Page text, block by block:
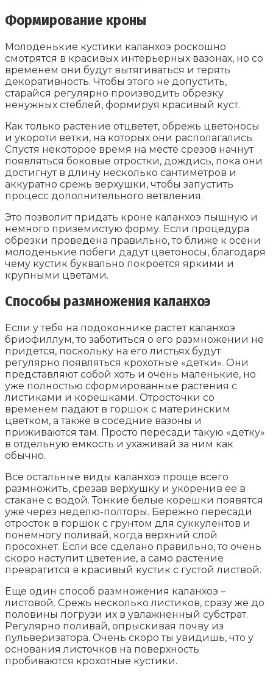
Формирование кроны
Молоденькие кустики каланхоэ роскошно
смотрятся в красивых интерьерных вазонах, но со
временем они будут вытягиваться и терять
декоративность. Чтобы этого не допустить,
старайся регулярно производить обрезку
ненужных стеблей, формируя красивый куст.
Как только растение отцветет, обрежь цветоносы
и укороти ветки, на которых они располагались.
Спустя некоторое время на месте срезов начнут
появляться боковые отростки, дождись, пока они
достигнут в длину несколько сантиметров и
аккуратно срежь верхушки, чтобы запустить
процесс дополнительного ветвления.
Это позволит придать кроне каланхоэ пышную и
немного приземистую форму. Если процедура
обрезки проведена правильно, то ближе к осени
молоденькие побеги дадут цветоносы, благодаря
чему кустик буквально покроется яркими и
крупными цветами.
Способы размножения каланхоэ
Если у тебя на подоконнике растет каланхоэ
бриофиллум, то заботиться о его размножении не
придется, поскольку на его листьях будут
регулярно появляться крохотные «детки». Они
представляют собой хоть и очень маленькие, но
уже полностью сформированные растения с
листиками и корешками. Отросточки со
временем падают в горшок с материнским
цветком, а также в соседние вазоны и
приживаются там. Просто пересади такую «детку»
в отдельную емкость и ухаживай за ним как
обычно.
Все остальные виды каланхоэ проще всего
размножить, срезав верхушку и укоренив ее в
стакане с водой. Тонкие белые корешки появятся
уже через неделю-полторы. Бережно пересади
отросток в горшок с грунтом для суккулентов и
понемногу поливай, когда верхний слой
просохнет. Если все сделано правильно, то очень
скоро наступит цветение, а само растение
превратится в красивый кустик с густой листвой.
Еще один способ размножения каланхоэ –
листовой. Срежь несколько листиков, сразу же до
половины погрузи их в увлажненный субстрат.
Регулярно поливай, опрыскивая почву из
пульверизатора. Очень скоро ты увидишь, что у
основания листочков на поверхность
пробиваются крохотные кустики.